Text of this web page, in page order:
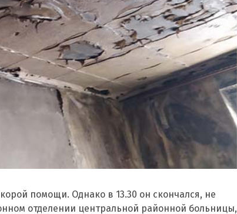
помощи. Однако в 13.30 он скончался, не
отделении центральной районной больницы,